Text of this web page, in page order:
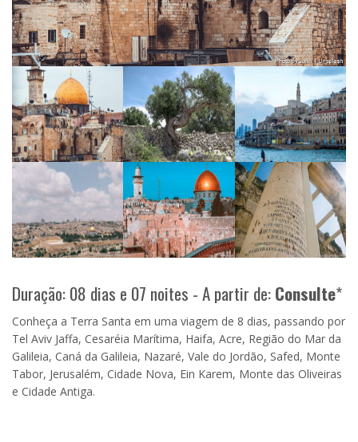
Duração: 08 dias e 07 noites - A partir de:Consulte*
Conheça a Terra Santa em uma viagem de 8 dias, passando por
Tel Aviv Jaffa, Cesaréia Marítima, Haifa, Acre, Região do Mar da
Galileia, Caná da Galileia, Nazaré, Vale do Jordão, Safed, Monte
Tabor, Jerusalém, Cidade Nova, Ein Karem, Monte das Oliveiras
e Cidade Antiga.